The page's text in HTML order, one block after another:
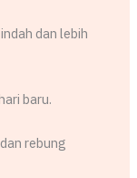
dan lebih
baru.
rebung